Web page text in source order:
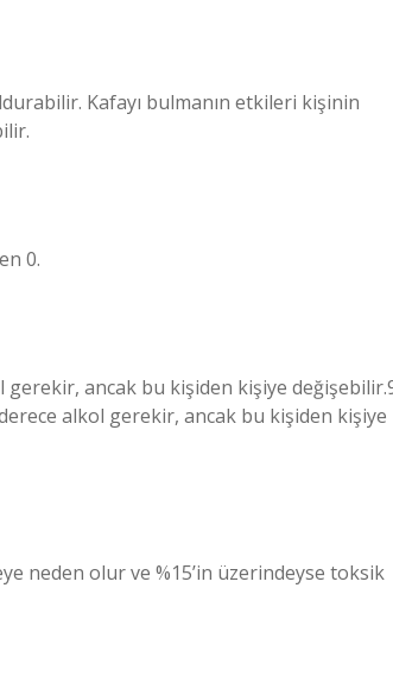
Kafayı bulmanın etkileri kişinin
0.
ancak bu kişiden kişiye
alkol gerekir, ancak bu kişiden kişiye
neden olur ve %15’in üzerindeyse toksik